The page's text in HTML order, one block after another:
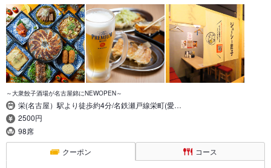
～大衆餃子酒場が名古屋錦にNEWOPEN～
栄(名古屋）駅より徒歩約4分/名鉄瀬戸線栄町(愛…
2500円
98席
クーポン コース